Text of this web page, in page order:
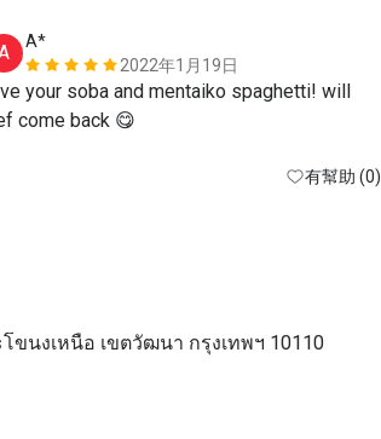
A*
2022年1月19日
your soba and mentaiko spaghetti! will
come back 😋
有幫助 (0)
นงเหนือ เขตวัฒนา กรุงเทพฯ 10110